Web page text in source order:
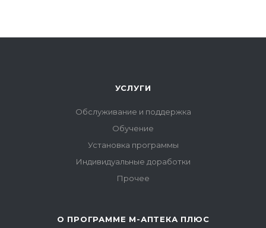
УСЛУГИ
Обслуживание и поддержка
Обучение
Установка программы
Индивидуальные доработки
Прочее
О ПРОГРАММЕ М-АПТЕКА ПЛЮС